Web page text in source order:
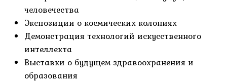
человечества
Экспозиции о космических колониях
Демонстрация технологий искусственного
интеллекта
Выставки о будущем здравоохранения и
образования